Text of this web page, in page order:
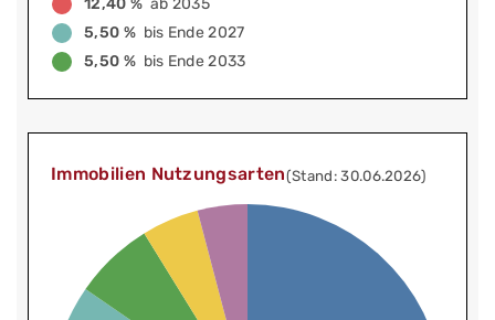
12,40 % ab 2035
5,50 % bis Ende 2027
5,50 % bis Ende 2033
Immobilien Nutzungsarten(Stand: 30.06.2026)